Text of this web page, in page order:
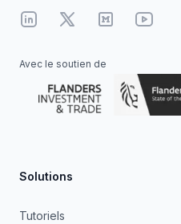
Linkedin
X MediumYouTube
Avec le soutien de
Solutions
Tutoriels